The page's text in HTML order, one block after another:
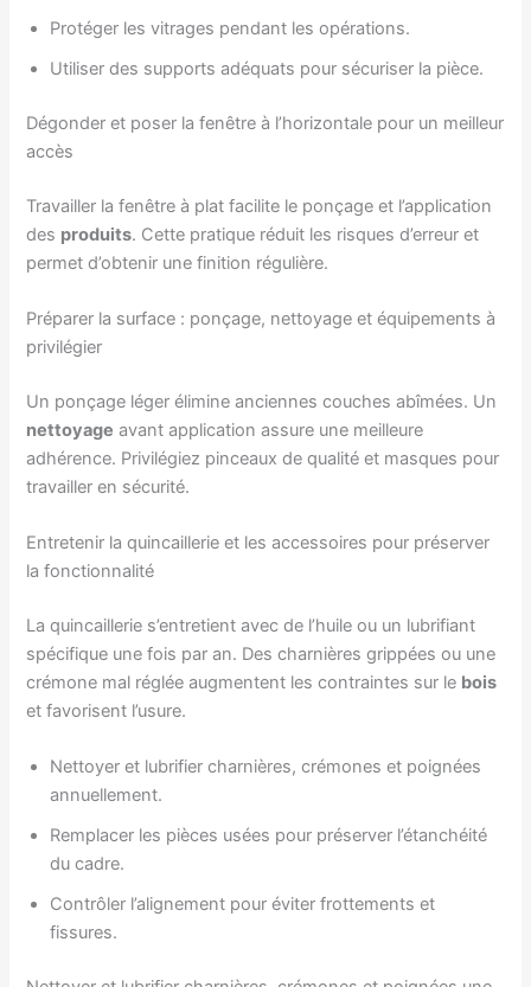
Protéger les vitrages pendant les opérations.
Utiliser des supports adéquats pour sécuriser la pièce.
Dégonder et poser la fenêtre à l’horizontale pour un meilleur
accès
Travailler la fenêtre à plat facilite le ponçage et l’application
des produits. Cette pratique réduit les risques d’erreur et
permet d’obtenir une finition régulière.
Préparer la surface : ponçage, nettoyage et équipements à
privilégier
Un ponçage léger élimine anciennes couches abîmées. Un
nettoyage avant application assure une meilleure
adhérence. Privilégiez pinceaux de qualité et masques pour
travailler en sécurité.
Entretenir la quincaillerie et les accessoires pour préserver
la fonctionnalité
La quincaillerie s’entretient avec de l’huile ou un lubrifiant
spécifique une fois par an. Des charnières grippées ou une
crémone mal réglée augmentent les contraintes sur le bois
et favorisent l’usure.
Nettoyer et lubrifier charnières, crémones et poignées
annuellement.
Remplacer les pièces usées pour préserver l’étanchéité
du cadre.
Contrôler l’alignement pour éviter frottements et
fissures.